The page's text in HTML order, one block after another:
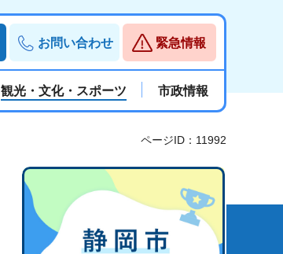
お問い合わせ 緊急情報
観光・文化・スポーツ 市政情報
ページID：11992